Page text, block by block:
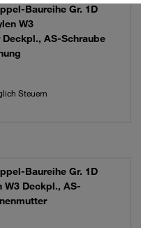
Baureihe Gr. 1D
W3
AS-Schraube
Steuern
Baureihe Gr. 1D
Deckpl., AS-